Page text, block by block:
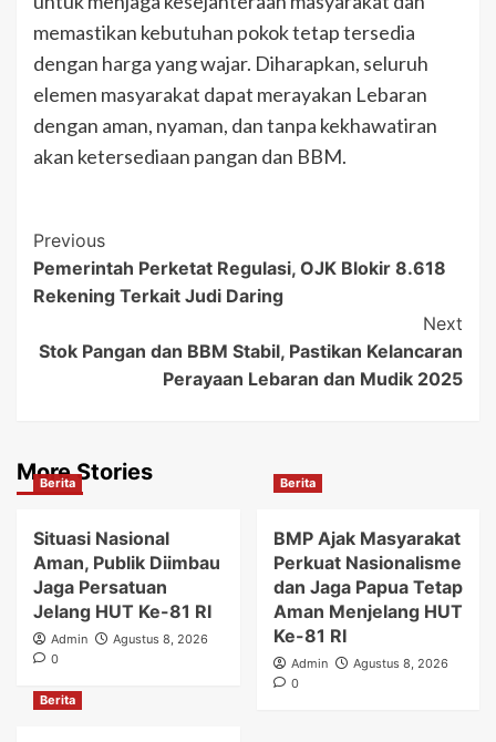
memastikan kebutuhan pokok tetap tersedia
dengan harga yang wajar. Diharapkan, seluruh
elemen masyarakat dapat merayakan Lebaran
dengan aman, nyaman, dan tanpa kekhawatiran
akan ketersediaan pangan dan BBM.
Post
Navigation
Previous
Pemerintah Perketat Regulasi, OJK Blokir 8.618
Rekening Terkait Judi Daring
Next
Stok Pangan dan BBM Stabil, Pastikan Kelancaran
Perayaan Lebaran dan Mudik 2025
More Stories
Berita
Situasi Nasional
Aman, Publik Diimbau
Jaga Persatuan
Jelang HUT Ke-81 RI
Admin
Agustus 8, 2026
0
Berita
BMP Ajak Masyarakat
Perkuat Nasionalisme
dan Jaga Papua Tetap
Aman Menjelang HUT
Ke-81 RI
Admin
Agustus 8, 2026
0
Berita